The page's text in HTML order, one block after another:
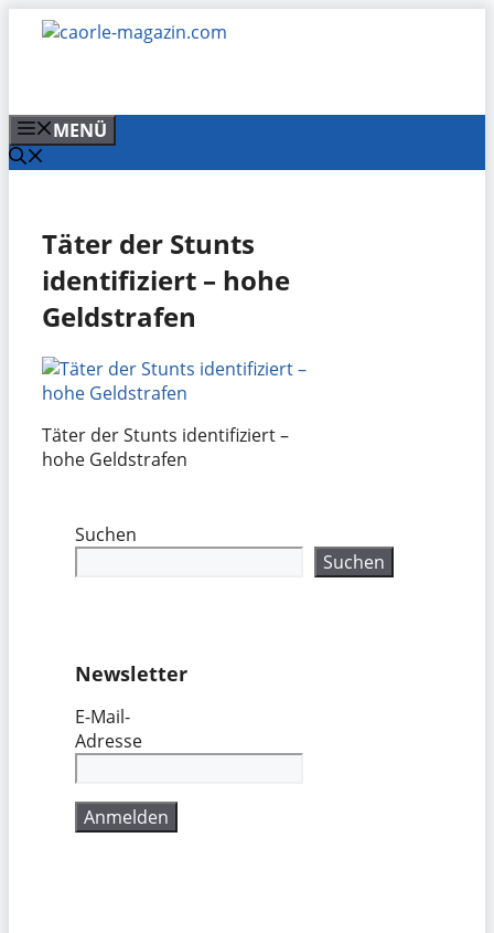
Zum
Inhalt
MENÜ
Täter der Stunts
identifiziert – hohe
Geldstrafen
Täter der Stunts identifiziert –
hohe Geldstrafen
Suchen
Suchen
Newsletter
E-Mail-
Adresse